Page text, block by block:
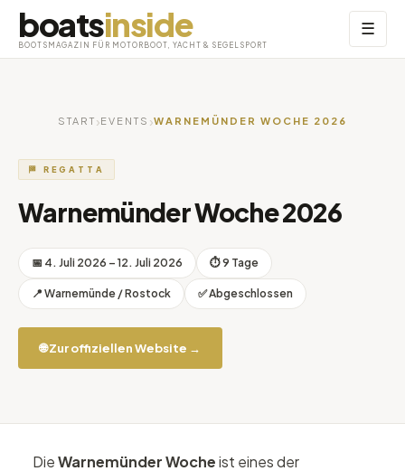
boatsinside
BOOTSMAGAZIN FÜR MOTORBOOT, YACHT & SEGELSPORT
Menü
öffnen
☰
START ›EVENTS ›WARNEMÜNDER WOCHE 2026
🏁 REGATTA
Warnemünder Woche 2026
📅 4. Juli 2026 – 12. Juli 2026 ⏱ 9 Tage
📍 Warnemünde / Rostock ✅ Abgeschlossen
🌐 Zur offiziellen Website →
DieWarnemünder Wocheist eines der